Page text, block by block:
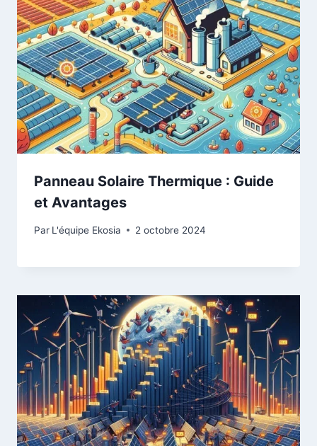
Panneau Solaire Thermique : Guide
et Avantages
Par L'équipe Ekosia 2 octobre 2024